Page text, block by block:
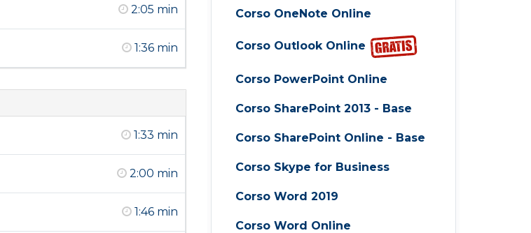
2:05 min
1:36 min
1:33 min
2:00 min
1:46 min
Corso OneNote Online
Corso Outlook Online
Corso PowerPoint Online
Corso SharePoint 2013 - Base
Corso SharePoint Online - Base
Corso Skype for Business
Corso Word 2019
Corso Word Online